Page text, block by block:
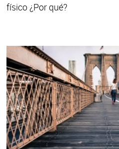
físico ¿Por qué?